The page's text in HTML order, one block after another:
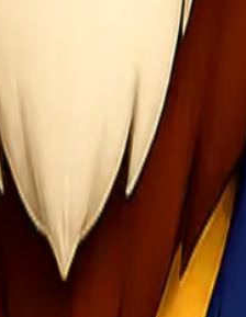
dijemput dari lokasi